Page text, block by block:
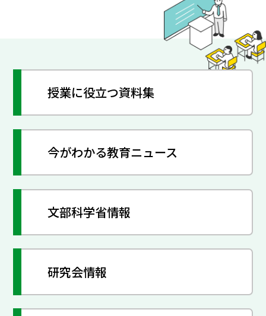
授業に役立つ資料集
今がわかる教育ニュース
文部科学省情報
研究会情報